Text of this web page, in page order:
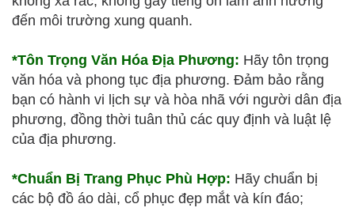
đến môi trường xung quanh.
*Tôn Trọng Văn Hóa Địa Phương: Hãy tôn trọng
văn hóa và phong tục địa phương. Đảm bảo rằng
bạn có hành vi lịch sự và hòa nhã với người dân địa
phương, đồng thời tuân thủ các quy định và luật lệ
của địa phương.
*Chuẩn Bị Trang Phục Phù Hợp: Hãy chuẩn bị
các bộ đồ áo dài, cổ phục đẹp mắt và kín đáo;